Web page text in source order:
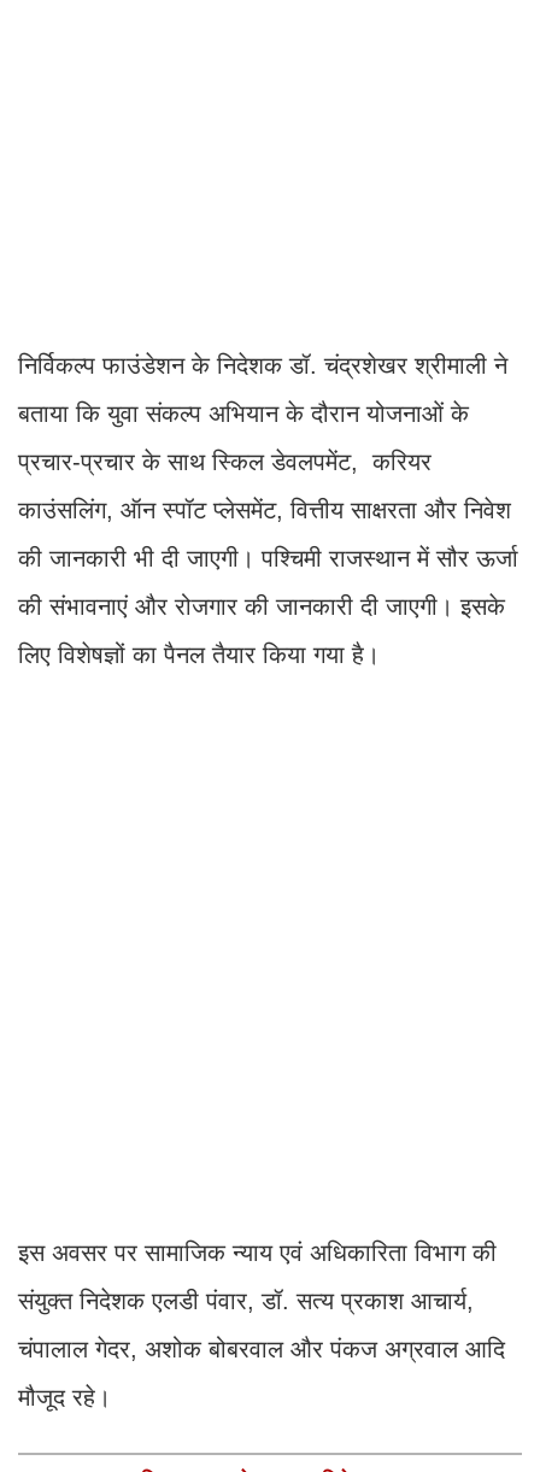
निर्विकल्प फाउंडेशन के निदेशक डॉ. चंद्रशेखर श्रीमाली ने
बताया कि युवा संकल्प अभियान के दौरान योजनाओं के
प्रचार-प्रचार के साथ स्किल डेवलपमेंट, करियर
काउंसलिंग, ऑन स्पॉट प्लेसमेंट, वित्तीय साक्षरता और निवेश
की जानकारी भी दी जाएगी। पश्चिमी राजस्थान में सौर ऊर्जा
की संभावनाएं और रोजगार की जानकारी दी जाएगी। इसके
लिए विशेषज्ञों का पैनल तैयार किया गया है।
इस अवसर पर सामाजिक न्याय एवं अधिकारिता विभाग की
संयुक्त निदेशक एलडी पंवार, डॉ. सत्य प्रकाश आचार्य,
चंपालाल गेदर, अशोक बोबरवाल और पंकज अग्रवाल आदि
मौजूद रहे।